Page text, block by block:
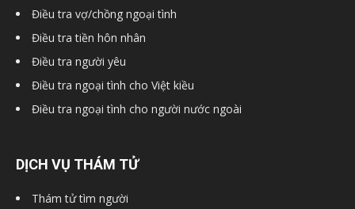
Điều tra vợ/chồng ngoại tình
Điều tra tiền hôn nhân
Điều tra người yêu
Điều tra ngoại tình cho Việt kiều
Điều tra ngoại tình cho người nước ngoài
DỊCH VỤ THÁM TỬ
Thám tử tìm người